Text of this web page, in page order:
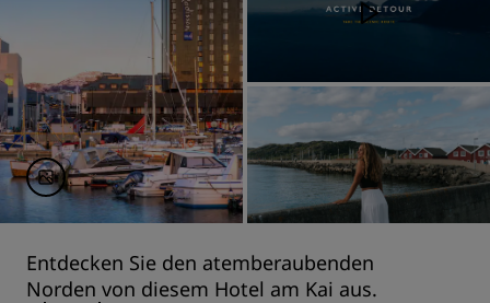
Entdecken Sie den atemberaubenden
Norden von diesem Hotel am Kai aus.